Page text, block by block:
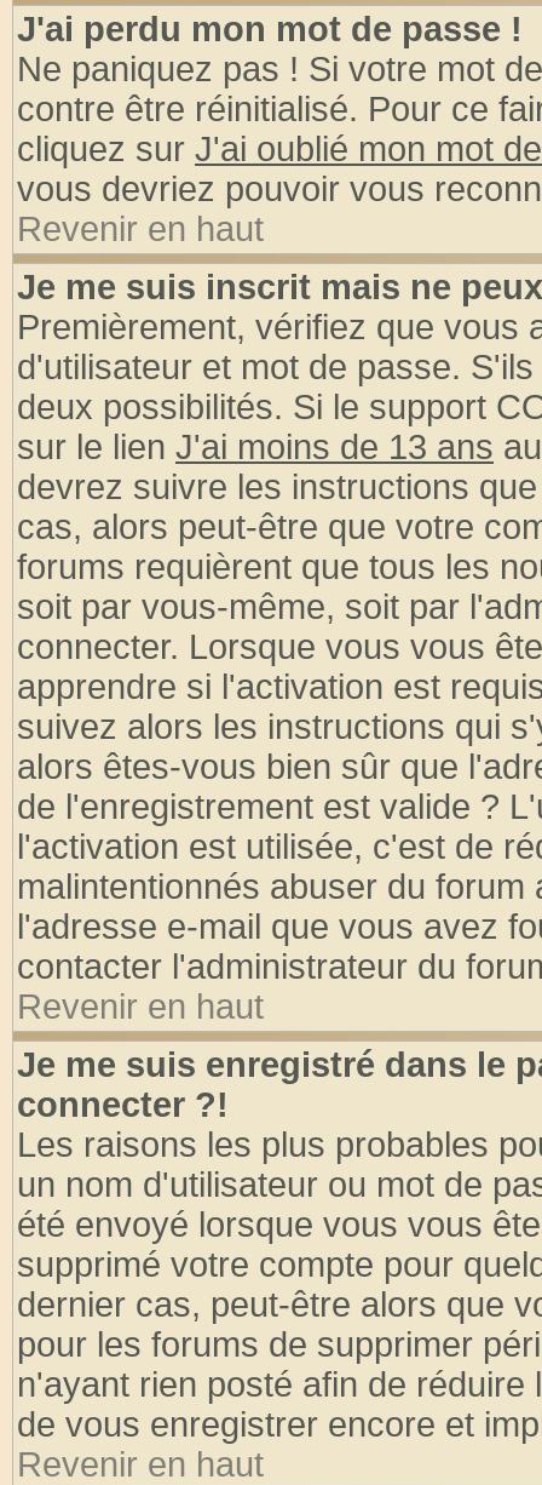
J'ai perdu mon mot de passe !
Ne paniquez pas ! Si votre mot
contre être réinitialisé. Pour ce
cliquez sur J'ai oublié mon mot
vous devriez pouvoir vous
Revenir en haut
Je me suis inscrit mais ne
Premièrement, vérifiez que vous
d'utilisateur et mot de passe.
deux possibilités. Si le support
sur le lien J'ai moins de 13 ans
devrez suivre les instructions
cas, alors peut-être que votre
forums requièrent que tous les
soit par vous-même, soit par
connecter. Lorsque vous vous
apprendre si l'activation est
suivez alors les instructions qui
alors êtes-vous bien sûr que
de l'enregistrement est valide ?
l'activation est utilisée, c'est de
malintentionnés abuser du
l'adresse e-mail que vous avez
contacter l'administrateur du
Revenir en haut
Je me suis enregistré dans le
connecter ?!
Les raisons les plus probables
un nom d'utilisateur ou mot de
été envoyé lorsque vous vous
supprimé votre compte pour
dernier cas, peut-être alors que
pour les forums de supprimer
n'ayant rien posté afin de
de vous enregistrer encore et
Revenir en haut